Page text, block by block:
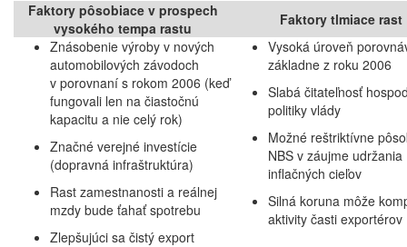
Faktory pôsobiace v prospech
vysokého tempa rastu
Faktory tlmiace rast
Znásobenie výroby v nových
automobilových závodoch
v porovnaní s rokom 2006 (keď
fungovali len na čiastočnú
kapacitu a nie celý rok)
Značné verejné investície
(dopravná infraštruktúra)
Rast zamestnanosti a reálnej
mzdy bude ťahať spotrebu
Zlepšujúci sa čistý export
Vysoká úroveň
základne z roku 2006
Slabá čitateľnosť
politiky vlády
Možné reštriktívne
NBS v záujme udržania
inflačných cieľov
Silná koruna môže
aktivity časti exportérov